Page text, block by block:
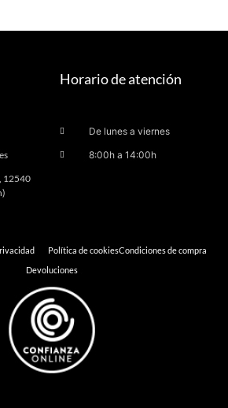
12540
Horario de atención
De lunes a viernes
8:00h a 14:00h
Política de cookiesCondiciones de compra
Devoluciones